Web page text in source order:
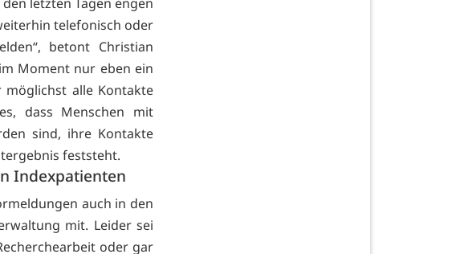
letzten Tagen engen
telefonisch oder
betont Christian
Moment nur eben ein
möglichst alle Kontakte
dass Menschen mit
sind, ihre Kontakte
feststeht.
Indexpatienten
auch in den
mit. Leider sei
oder gar